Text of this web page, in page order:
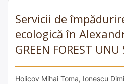
Servicii de
ecologică în
GREEN FOREST UNU
Holicov Mihai Toma, Ionescu